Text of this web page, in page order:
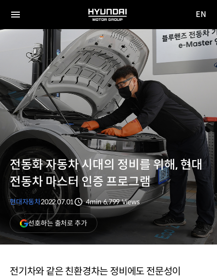
전체
HYUNDAI
MOTOR
GROUP
사이
이동
EN
전동화 자동차 시대의 정비를 위해, 현대
전동차 마스터 인증 프로그램
현대자동차2022.07.01
분량
4min
조회수
6,799 Views
선호하는 출처로 추가(새
창
열림)
전기차와 같은 친환경차는 정비에도 전문성이